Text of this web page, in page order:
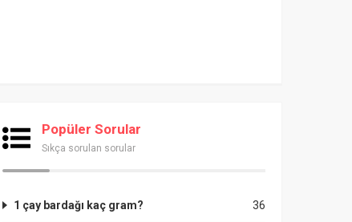
Popüler Sorular
Sıkça sorulan sorular
36
1 çay bardağı kaç gram?